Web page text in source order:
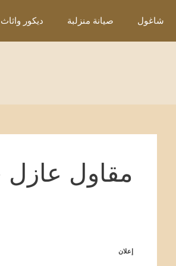
إلىشاغول صيانة منزلبة ديكور واثاث
مقاول عازل
إعلان